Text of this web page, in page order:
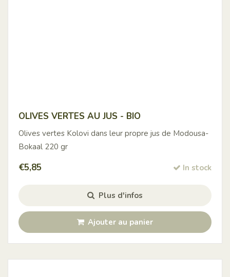
OLIVES VERTES AU JUS - BIO
Olives vertes Kolovi dans leur propre jus de Modousa-
Bokaal 220 gr
€5,85 In stock
Plus d'infos
Ajouter au panier